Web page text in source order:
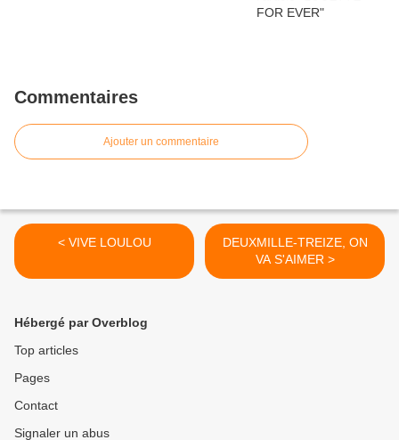
Commentaires
Ajouter un commentaire
< VIVE LOULOU
DEUXMILLE-TREIZE, ON
VA S'AIMER >
Hébergé par Overblog
Top articles
Pages
Contact
Signaler un abus